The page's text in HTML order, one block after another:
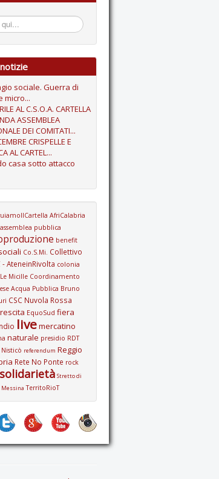
sociale. Guerra di
micro...
AL C.S.O.A. CARTELLA
ASSEMBLEA
DEI COMITATI...
CRISPELLE E
AL CARTEL...
casa sotto attacco
AfriCalabria
assemblea pubblica
benefit
Co.S.Mi. Collettivo
- AteneinRivolta colonia
Micille Coordinamento
Acqua Pubblica Bruno
CSC Nuvola Rossa
EquoSud fiera
livemercatino
naturale presidio RDT
referendum Reggio
Rete No Ponte rock
solidarietà Stretto di
Messina TerritoRioT